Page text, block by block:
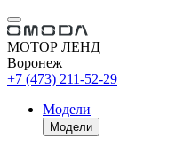
МОТОР ЛЕНД
Воронеж
+7 (473) 211-52-29
Модели
Модели